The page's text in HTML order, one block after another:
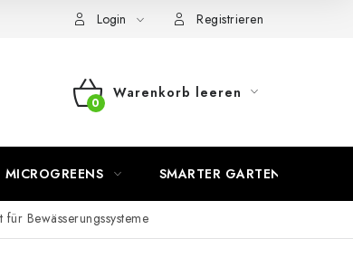
Login Registrieren
WARENKORB
Warenkorb leeren
MICROGREENS SMARTER GARTEN
Bewässerungssysteme